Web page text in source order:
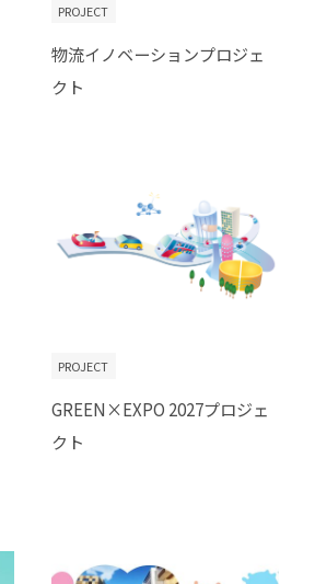
PROJECT
物流イノベーションプロジェ
クト
PROJECT
GREEN×EXPO 2027プロジェ
クト